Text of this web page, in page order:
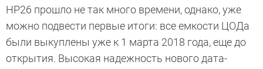
НР26 прошло не так много времени, однако, уже
можно подвести первые итоги: все емкости ЦОДа
были выкуплены уже к 1 марта 2018 года, еще до
открытия. Высокая надежность нового дата-